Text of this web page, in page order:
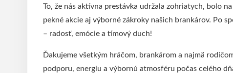
To, že nás aktívna prestávka udržala zohriatych, bolo
pekné akcie aj výborné zákroky našich brankárov. Po
– radosť, emócie a tímový duch!
​Ďakujeme všetkým hráčom, brankárom a najmä
podporu, energiu a výbornú atmosféru počas celého